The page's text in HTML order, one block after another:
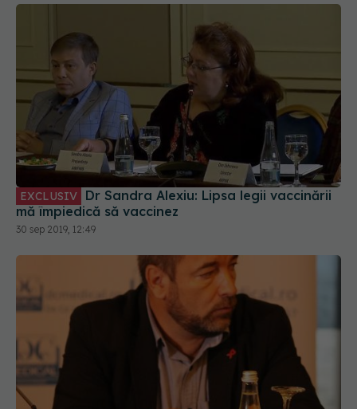
EXCLUSIV Dr Sandra Alexiu: Lipsa legii vaccinării
mă împiedică să vaccinez
30 sep 2019, 12:49
EXCLUSIV